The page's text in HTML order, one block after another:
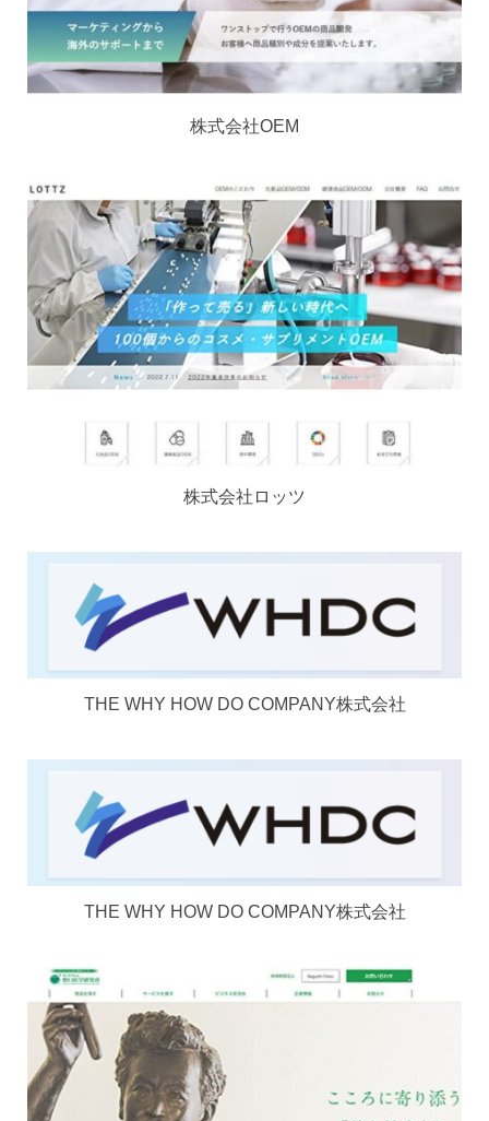
株式会社OEM
株式会社ロッツ
THE WHY HOW DO COMPANY株式会社
THE WHY HOW DO COMPANY株式会社